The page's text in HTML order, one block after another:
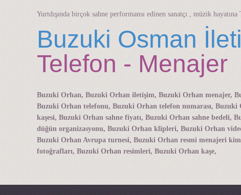
Yurtdışında birçok sahne performansı edinen sanatçı , müzik
Buzuki Osman
Telefon - Menajer
Buzuki Orhan, Buzuki Orhan iletişim, Buzuki Orhan menajer,
Buzuki Orhan telefonu, Buzuki Orhan telefon numarası,
kaşesi, Buzuki Orhan sahne fiyatı, Buzuki Orhan sahne
düğün organizasyonu, Buzuki Orhan klipleri, Buzuki Orhan
Buzuki Orhan Avrupa turnesi, Buzuki Orhan resmi menajeri
fotoğrafları, Buzuki Orhan resimleri, Buzuki Orhan kaşe,